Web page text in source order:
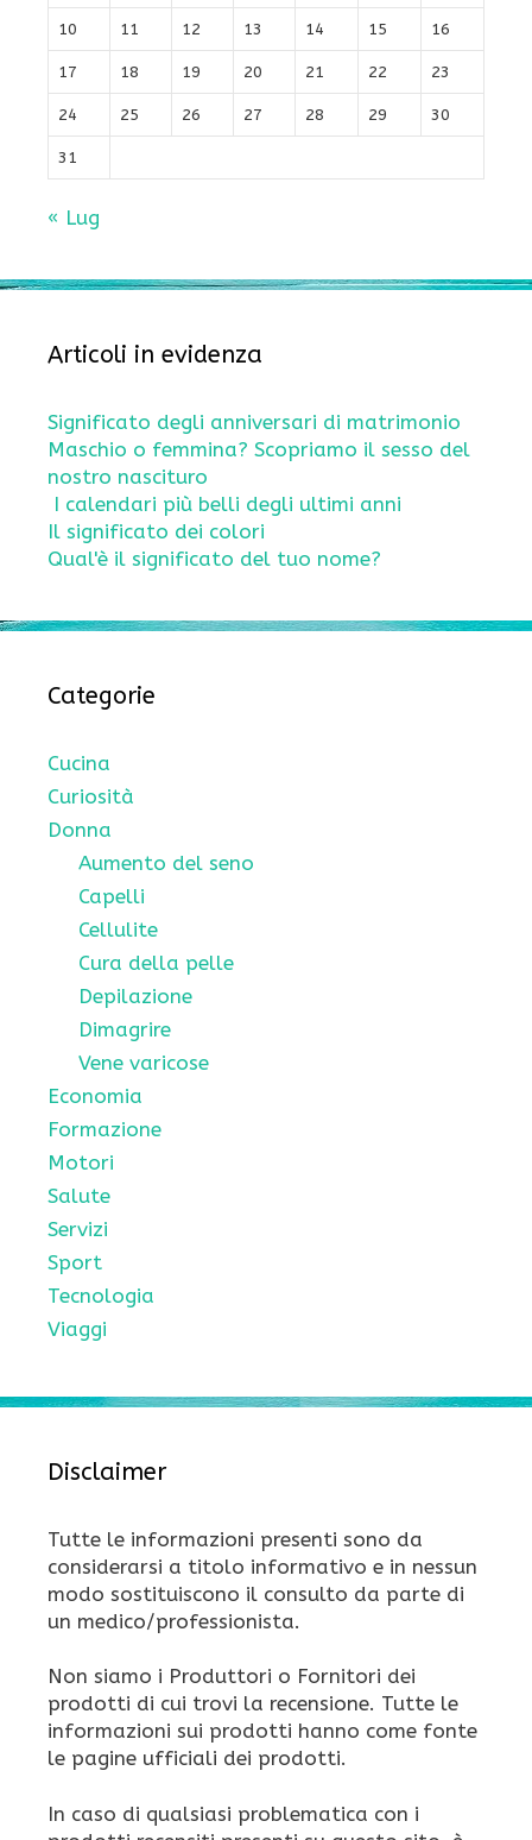
10 11 12 13 14 15 16
17 18 19 20 21 22 23
24 25 26 27 28 29 30
31
« Lug
Articoli in evidenza
Significato degli anniversari di matrimonio
Maschio o femmina? Scopriamo il sesso del
nostro nascituro
I calendari più belli degli ultimi anni
Il significato dei colori
Qual'è il significato del tuo nome?
Categorie
Cucina
Curiosità
Donna
Aumento del seno
Capelli
Cellulite
Cura della pelle
Depilazione
Dimagrire
Vene varicose
Economia
Formazione
Motori
Salute
Servizi
Sport
Tecnologia
Viaggi
Disclaimer
Tutte le informazioni presenti sono da
considerarsi a titolo informativo e in nessun
modo sostituiscono il consulto da parte di
un medico/professionista.
Non siamo i Produttori o Fornitori dei
prodotti di cui trovi la recensione. Tutte le
informazioni sui prodotti hanno come fonte
le pagine ufficiali dei prodotti.
In caso di qualsiasi problematica con i